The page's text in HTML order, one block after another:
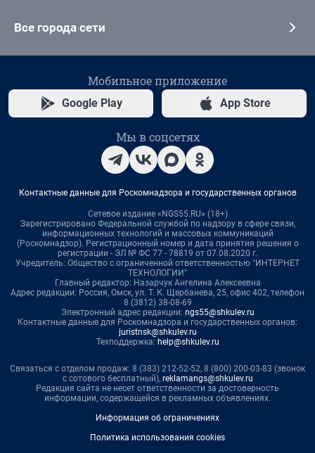
Все города сети
Мобильное приложение
Google Play App Store
Мы в соцсетях
Контактные данные для Роскомнадзора и государственных органов
Сетевое издание «NGS55.RU» (18+)
Зарегистрировано Федеральной службой по надзору в сфере связи,
информационных технологий и массовых коммуникаций
(Роскомнадзор). Регистрационный номер и дата принятия решения о
регистрации - ЭЛ № ФС 77 - 78819 от 07.08.2020 г.
Учредитель: Общество с ограниченной ответственностью "ИНТЕРНЕТ
ТЕХНОЛОГИИ"
Главный редактор: Назарчук Ангелина Алексеевна
Адрес редакции: Россия, Омск, ул. Т. К. Щербанева, 25, офис 402, телефон
8 (3812) 38-08-69
Электронный адрес редакции: ngs55@shkulev.ru
Контактные данные для Роскомнадзора и государственных органов:
juristnsk@shkulev.ru
Техподдержка: help@shkulev.ru
Связаться с отделом продаж: 8 (383) 212-52-52, 8 (800) 200-03-83 (звонок
с сотового бесплатный), reklamangs@shkulev.ru
Редакция сайта не несет ответственности за достоверность
информации, содержащейся в рекламных объявлениях.
Информация об ограничениях
Политика использования cookies